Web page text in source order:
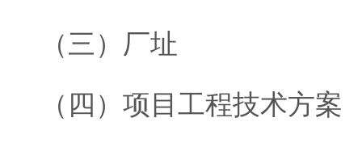
（三）厂址
（四）项目工程技术方案